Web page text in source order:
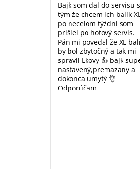
Bajk som dal do servisu s
tým že chcem ich balík
po necelom týždni som
prišiel po hotový servis.
Pán mi povedal že XL
by bol zbytočný a tak mi
spravil Lkovy 👍 bajk
nastavený,premazany a
dokonca umytý 👌
Odporúčam